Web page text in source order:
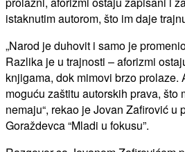
istaknutim autorom, što im daje
„Narod je duhovit i samo je
Razlika je u trajnosti – aforizmi
knjigama, dok mimovi brzo prolaze.
moguću zaštitu autorskih prava, što
nemaju“, rekao je Jovan Zafirović u
Goraždevca “Mladi u fokusu”.